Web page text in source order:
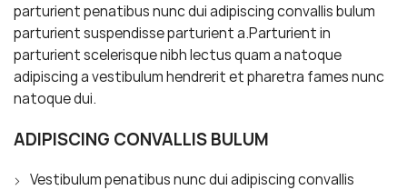
parturient penatibus nunc dui adipiscing convallis bulum
parturient suspendisse parturient a.Parturient in
parturient scelerisque nibh lectus quam a natoque
adipiscing a vestibulum hendrerit et pharetra fames nunc
natoque dui.
ADIPISCING CONVALLIS BULUM
Vestibulum penatibus nunc dui adipiscing convallis